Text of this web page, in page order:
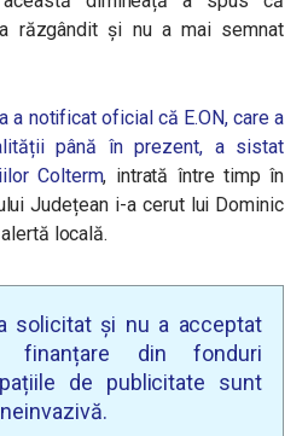
răzgândit și nu a mai semnat
a notificat oficial că E.ON, care a
până în prezent, a sistat
Colterm, intrată între timp în
Județean i-a cerut lui Dominic
locală.
solicitat și nu a acceptat
din fonduri
de publicitate sunt